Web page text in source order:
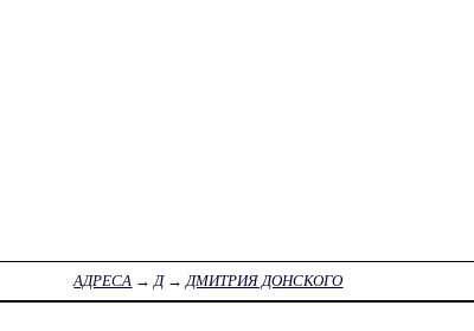
АДРЕСА →Д→ДМИТРИЯ ДОНСКОГО